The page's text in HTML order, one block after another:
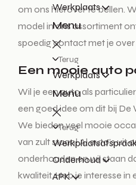
Werkplaats
Menu
Terug
Werkplaats
Menu
Terug
Onderhoud
APK
om ons hierover te bellen.
model in ons assortiment
spoedig contact met je over
Een mooie auto
Wil je een auto als
een goed idee om dit bij De
We bieden veel mooie
van zult staan! Al auto’s uit
onderhouden en wij staan
kwaliteit. Heb je interesse